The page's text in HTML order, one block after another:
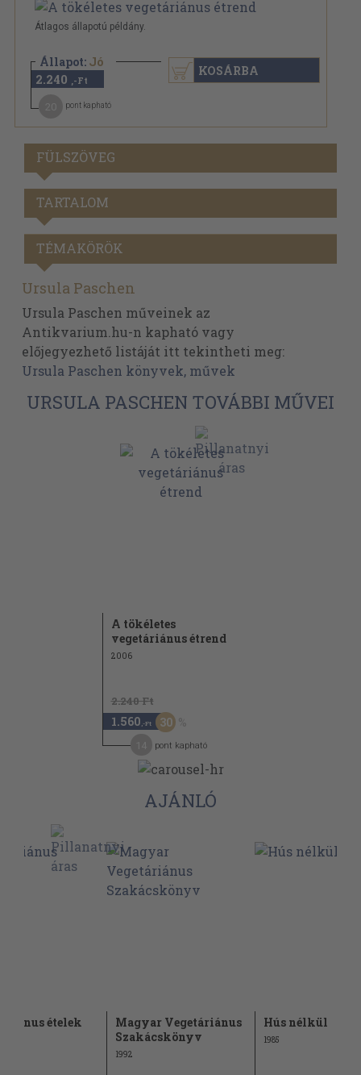
Átlagos állapotú példány.
Állapot: Jó
2.240 ,-Ft
pont kapható
KOSÁRBA
FÜLSZÖVEG
TARTALOM
TÉMAKÖRÖK
Ursula Paschen
Ursula Paschen műveinek az
Antikvarium.hu-n kapható vagy
előjegyezhető listáját itt tekintheti meg:
Ursula Paschen könyvek, művek
URSULA PASCHEN TOVÁBBI MŰVEI
A tökéletes
vegetáriánus étrend
2006
2.240 Ft
1.560 ,-Ft 30
pont kapható
AJÁNLÓ
ételek
Magyar Vegetáriánus
Szakácskönyv
1992
Hús nélkül
1985